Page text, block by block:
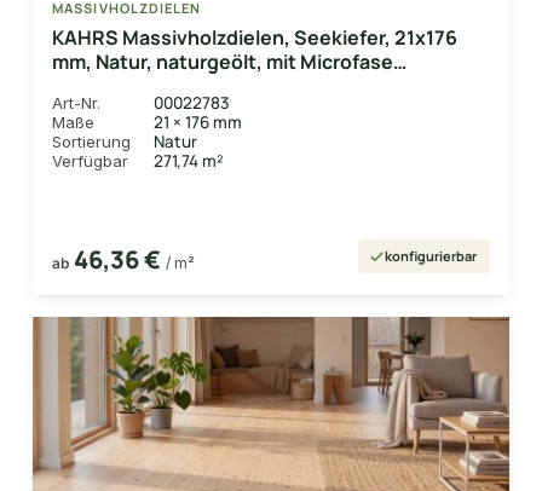
MASSIVHOLZDIELEN
KAHRS Massivholzdielen, Seekiefer, 21x176
mm, Natur, naturgeölt, mit Microfase
Art-Nr. 00022783
Maße 21 × 176 mm
Sortierung Natur
Verfügbar 271,74 m²
ab 46,36 € / m² konfigurierbar